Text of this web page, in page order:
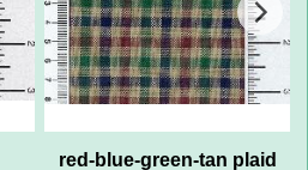
red-blue-green-tan plaid